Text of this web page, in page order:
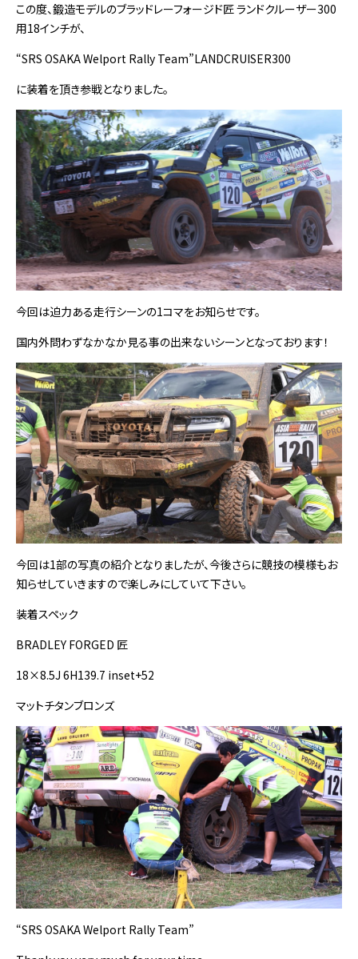
この度、鍛造モデルのブラッドレーフォージド匠 ランドクルーザー300
用18インチが、
“SRS OSAKA Welport Rally Team”LANDCRUISER300
に装着を頂き参戦となりました。
今回は迫力ある走行シーンの1コマをお知らせです。
国内外問わずなかなか見る事の出来ないシーンとなっております！
今回は1部の写真の紹介となりましたが、今後さらに競技の模様もお
知らせしていきますので楽しみにしていて下さい。
装着スペック
BRADLEY FORGED 匠
18×8.5J 6H139.7 inset+52
マットチタンブロンズ
“SRS OSAKA Welport Rally Team”